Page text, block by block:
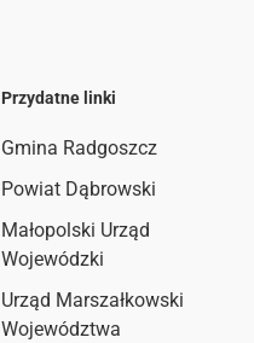
Przydatne linki
Gmina Radgoszcz
Powiat Dąbrowski
Małopolski Urząd
Wojewódzki
Urząd Marszałkowski
Województwa